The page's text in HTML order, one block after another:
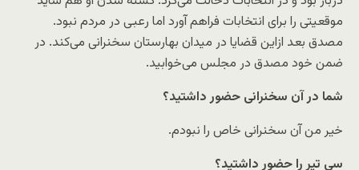
موقعیتی را برای انتخابات فراهم آورد اما رعبی در مردم نبود.
مصدق بعد ازاین قضایا در میدان بهارستان سخنرانی می‌کند. در
ضمن خود مصدق در مجلس می‌خوابید.
شما در آن سخنرانی حضور داشتید؟
خیر من آن سخنرانی خاص را نبودم.
سی تیر را حضور داشتید؟